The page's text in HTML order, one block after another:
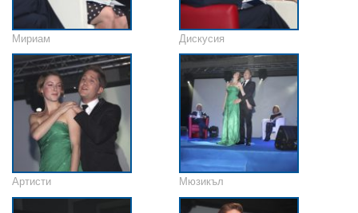
Мириам Дискусия
Артисти Мюзикъл